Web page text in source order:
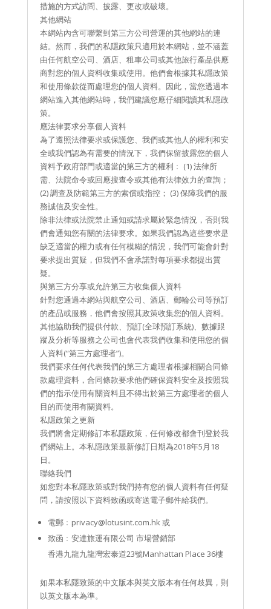
措施的方式訪問、披露、更改或破壞。
其他網站
本網站內含可聯繫到第三方公司營運的其他網站的連
結。然而，我們的私隱政策只適用於本網站，並不涵蓋
由任何航空公司、酒店、租車公司或其他旅行產品供應
商對您的個人資料收集或使用。他們會根據其私隱政策
和使用條款從而處理您的個人資料。因此，當您透過本
網站進入其他網站時，我們建議您應仔細閱讀其私隱政
策。
應法律要求分享個人資料
為了遵照法律要求或保護您、我們或其他人的權利和安
全或我們認為有需要的情況下，我們保留披露您的個人
資料予政府部門或適當的第三方的權利﹕ (1) 法律所
需、法院命令或回應搜查令或其他有法律效力的查詢；
(2) 調查及防範第三方的索償或指控； (3) 保障我們的服
務誠信及安全性。
除非法律或法院禁止通知或請求屬於緊急情況，否則我
們會通知您有關的法律要求。如果我們認為這些要求是
缺乏適當的權力或有任何模糊的情況，我們可能會針對
要求提出質疑，但我們不會承諾對每項要求都提出質
疑。
與第三方分享或允許第三方收集個人資料
針對您通過本網站與航空公司、酒店、郵輪公司等預訂
的產品或服務，他們會按照其政策收集您的個人資料。
其他協助我們提供付款、預訂(全球預訂系統)、數據跟
蹤及分析等服務之公司也會代表我們收集和使用您的個
人資料(“第三方處理者”)。
我們要求任何代表我們的第三方處理者根據相關合同條
款處理資料，合同條款要求他們確保資料安全及按照我
們的指示使用有關資料且不得出於第三方處理者的個人
目的而使用有關資料。
私隱政策之更新
我們將會定期修訂本私隱政策，任何修改都會刊登於我
們網站上。本私隱政策最新修訂日期為2018年5月18
日。
聯絡我們
如您對本私隱政策或對我們持有您的個人資料有任何疑
問，請按照以下資料致函或寄送電子郵件給我們。
電郵﹕privacy@lotusint.com.hk 或
致函﹕安達旅運有限公司 市場營銷部
香港九龍九龍灣宏泰道23號Manhattan Place 36樓
如果本私隱致策的中文版本與英文版本有任何歧異，則
以英文版本為準。